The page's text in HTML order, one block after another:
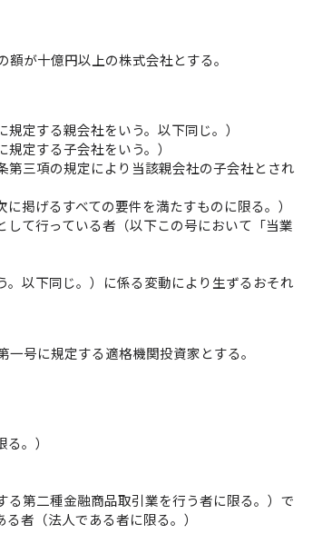
が十億円以上の株式会社とする。
定する親会社をいう。以下同じ。）
定する子会社をいう。）
三項の規定により当該親会社の子会社とされ
掲げるすべての要件を満たすものに限る。）
て行っている者（以下この号において「当業
以下同じ。）に係る変動により生ずるおそれ
一号に規定する適格機関投資家とする。
。）
第二種金融商品取引業を行う者に限る。）で
者（法人である者に限る。）